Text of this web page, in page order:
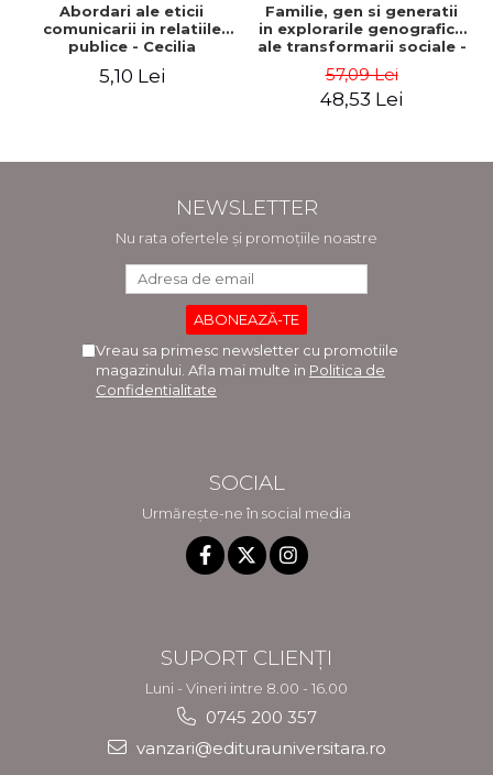
Abordari ale eticii
comunicarii in relatiile
publice - Cecilia
5,10 Lei
Familie, gen si generatii
in explorarile genografice
ale transformarii sociale -
57,09 Lei
48,53 Lei
NEWSLETTER
Nu rata ofertele și promoțiile noastre
Vreau sa primesc newsletter cu promotiile
magazinului. Afla mai multe in Politica de
Confidentialitate
SOCIAL
Urmărește-ne în social media
SUPORT CLIENȚI
Luni - Vineri intre 8.00 - 16.00
0745 200 357
vanzari@editurauniversitara.ro